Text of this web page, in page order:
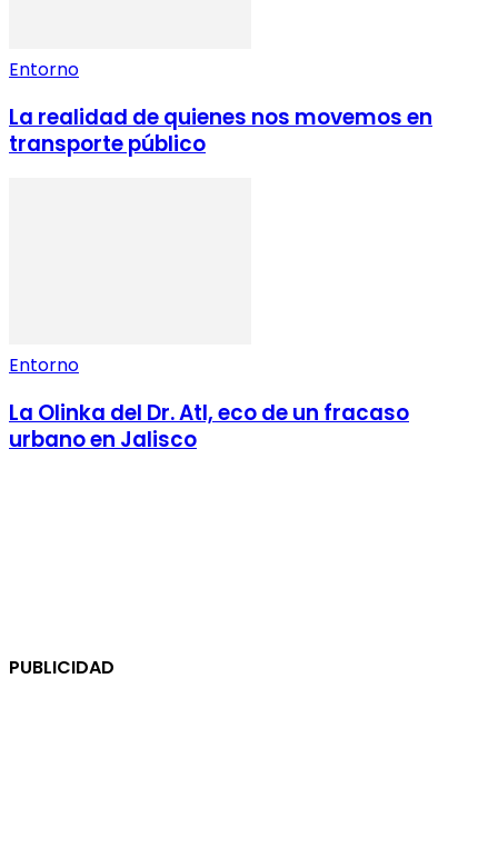
Entorno
La realidad de quienes nos movemos en
transporte público
Entorno
La Olinka del Dr. Atl, eco de un fracaso
urbano en Jalisco
PUBLICIDAD